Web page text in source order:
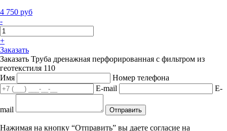
4 750 руб
-
+
Заказать
Заказать Труба дренажная перфорированная с фильтром из
геотекстиля 110
Имя
Номер телефона
E-mail
E-
mail Отправить
Нажимая на кнопку “Отправить” вы даете согласие на